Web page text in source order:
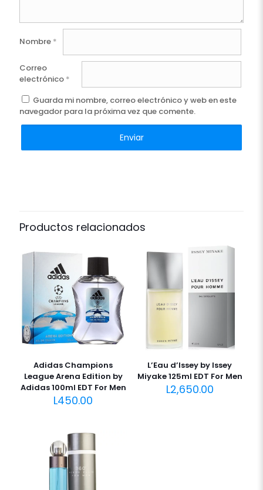
Nombre *
Correo
electrónico *
Guarda mi nombre, correo electrónico y web en este
navegador para la próxima vez que comente.
Productos relacionados
Adidas Champions
League Arena Edition by
Adidas 100ml EDT For Men
L450.00
L’Eau d’Issey by Issey
Miyake 125ml EDT For Men
L2,650.00